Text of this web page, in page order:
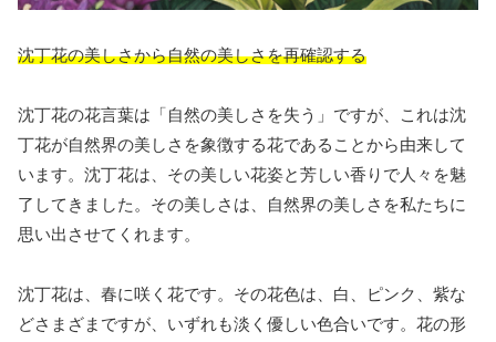
沈丁花の美しさから自然の美しさを再確認する
沈丁花の花言葉は「自然の美しさを失う」ですが、これは沈
丁花が自然界の美しさを象徴する花であることから由来して
います。沈丁花は、その美しい花姿と芳しい香りで人々を魅
了してきました。その美しさは、自然界の美しさを私たちに
思い出させてくれます。
沈丁花は、春に咲く花です。その花色は、白、ピンク、紫な
どさまざまですが、いずれも淡く優しい色合いです。花の形